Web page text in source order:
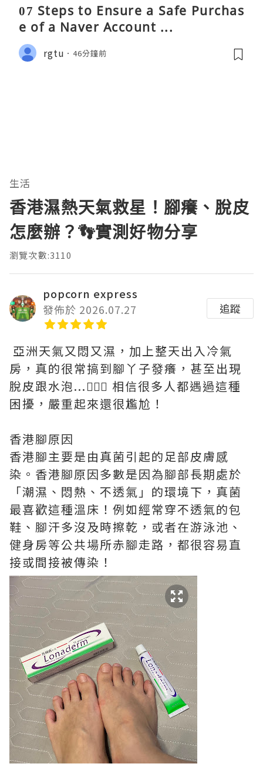
07 Steps to Ensure a Safe Purchas
e of a Naver Account ...
rgtu 46分鐘前
生活
香港濕熱天氣救星！腳癢、脫皮
怎麼辦？👣實測好物分享
瀏覽次數:3110
popcorn express
發佈於 2026.07.27
追蹤
亞洲天氣又悶又濕，加上整天出入冷氣
房，真的很常搞到腳丫子發癢，甚至出現
脫皮跟水泡...🤦🏻‍♀️ 相信很多人都遇過這種
困擾，嚴重起來還很尷尬！
香港腳原因
香港腳主要是由真菌引起的足部皮膚感
染。香港腳原因多數是因為腳部長期處於
「潮濕、悶熱、不透氣」的環境下，真菌
最喜歡這種溫床！例如經常穿不透氣的包
鞋、腳汗多沒及時擦乾，或者在游泳池、
健身房等公共場所赤腳走路，都很容易直
接或間接被傳染！